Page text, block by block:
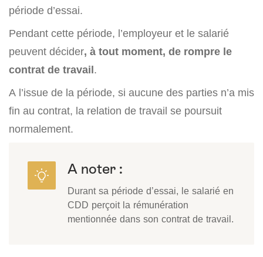
période d’essai.
Pendant cette période, l’employeur et le salarié
peuvent décider, à tout moment, de rompre le
contrat de travail.
A l’issue de la période, si aucune des parties n’a mis
fin au contrat, la relation de travail se poursuit
normalement.
A noter :
Durant sa période d’essai, le salarié en
CDD perçoit la rémunération
mentionnée dans son contrat de travail.